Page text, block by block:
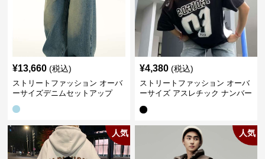
¥13,660 (税込)
ストリートファッション オーバ
ーサイズデニムセットアップ
¥4,380 (税込)
ストリートファッション オーバ
ーサイズ アスレチック ナンバー
人気 人気